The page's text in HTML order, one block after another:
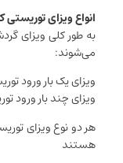
انواع ویزای توریستی
به طور کلی ویزای
می‌شوند:
ویزای یک بار ورود
ویزای چند بار ورود
هر دو نوع ویزای
هستند